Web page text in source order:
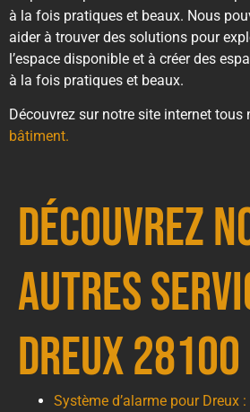
à la fois pratiques et beaux. Nous
aider à trouver des solutions pour
l’espace disponible et à créer des
à la fois pratiques et beaux.
Découvrez sur notre site internet tous
bâtiment.
Découvrez
autres
Dreux 28100
Système d’alarme pour Dreux